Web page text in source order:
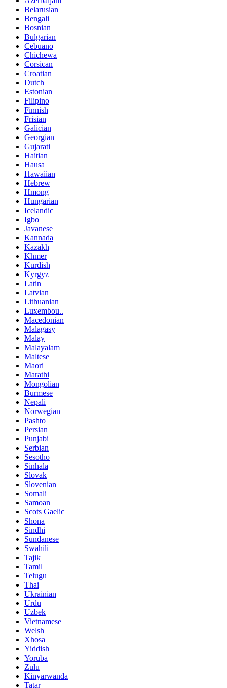
Belarusian
Bengali
Bosnian
Bulgarian
Cebuano
Chichewa
Corsican
Croatian
Dutch
Estonian
Filipino
Finnish
Frisian
Galician
Georgian
Gujarati
Haitian
Hausa
Hawaiian
Hebrew
Hmong
Hungarian
Icelandic
Igbo
Javanese
Kannada
Kazakh
Khmer
Kurdish
Kyrgyz
Latin
Latvian
Lithuanian
Luxembou..
Macedonian
Malagasy
Malay
Malayalam
Maltese
Maori
Marathi
Mongolian
Burmese
Nepali
Norwegian
Pashto
Persian
Punjabi
Serbian
Sesotho
Sinhala
Slovak
Slovenian
Somali
Samoan
Scots Gaelic
Shona
Sindhi
Sundanese
Swahili
Tajik
Tamil
Telugu
Thai
Ukrainian
Urdu
Uzbek
Vietnamese
Welsh
Xhosa
Yiddish
Yoruba
Zulu
Kinyarwanda
Tatar